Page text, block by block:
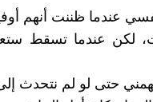
لكن عندما تسقط